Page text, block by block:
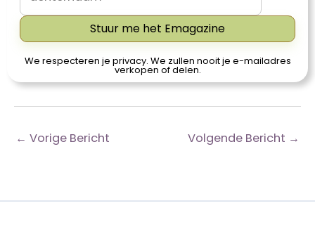
Stuur me het Emagazine
We respecteren je privacy. We zullen nooit je e-mailadres
verkopen of delen.
← Vorige Bericht Volgende Bericht →